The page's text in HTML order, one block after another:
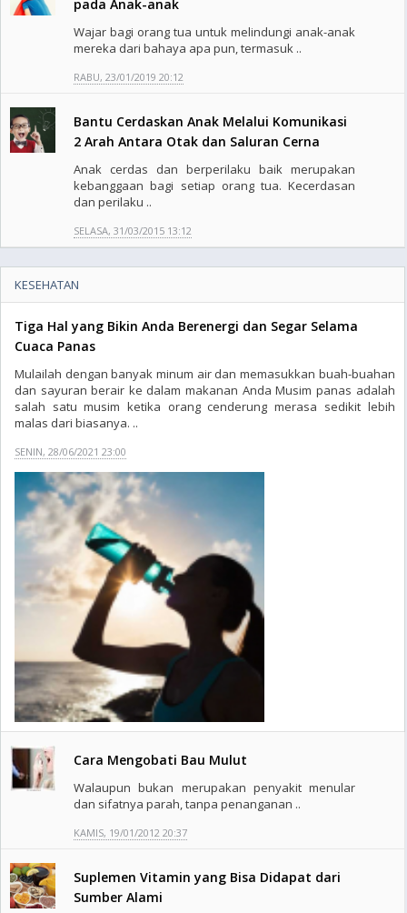
pada Anak-anak
Wajar bagi orang tua untuk melindungi anak-anak
mereka dari bahaya apa pun, termasuk ..
RABU, 23/01/2019 20:12
Bantu Cerdaskan Anak Melalui Komunikasi
2 Arah Antara Otak dan Saluran Cerna
Anak cerdas dan berperilaku baik merupakan
kebanggaan bagi setiap orang tua. Kecerdasan
dan perilaku ..
SELASA, 31/03/2015 13:12
KESEHATAN
Tiga Hal yang Bikin Anda Berenergi dan Segar Selama
Cuaca Panas
Mulailah dengan banyak minum air dan memasukkan buah-buahan
dan sayuran berair ke dalam makanan Anda Musim panas adalah
salah satu musim ketika orang cenderung merasa sedikit lebih
malas dari biasanya. ..
SENIN, 28/06/2021 23:00
Cara Mengobati Bau Mulut
Walaupun bukan merupakan penyakit menular
dan sifatnya parah, tanpa penanganan ..
KAMIS, 19/01/2012 20:37
Suplemen Vitamin yang Bisa Didapat dari
Sumber Alami